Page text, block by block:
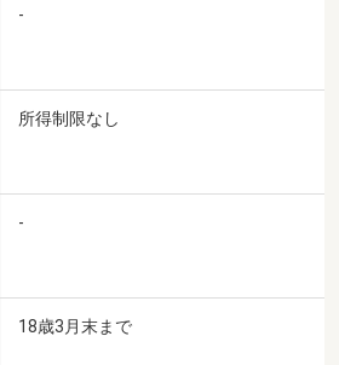
-
所得制限なし
-
18歳3月末まで